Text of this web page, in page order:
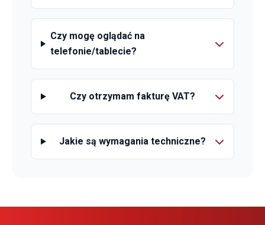
Czy mogę oglądać na
telefonie/tablecie?
Czy otrzymam fakturę VAT?
Jakie są wymagania techniczne?